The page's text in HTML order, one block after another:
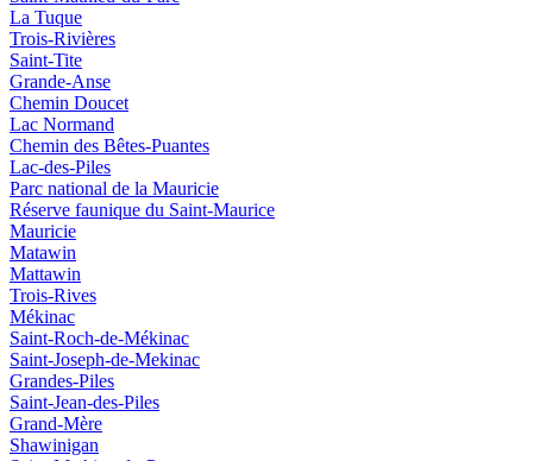
La Tuque
Trois-Rivières
Saint-Tite
Grande-Anse
Chemin Doucet
Lac Normand
Chemin des Bêtes-Puantes
Lac-des-Piles
Parc national de la Mauricie
Réserve faunique du Saint‑Maurice
Mauricie
Matawin
Mattawin
Trois-Rives
Mékinac
Saint-Roch-de-Mékinac
Saint-Joseph-de-Mekinac
Grandes-Piles
Saint-Jean-des-Piles
Grand-Mère
Shawinigan